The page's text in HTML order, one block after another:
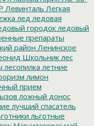
Левинталь Легкая
лед ледовая
городок ледовый
препараты
район Ленинское
Школьник лес
лесопилка летние
лимон
прием
ложный донос
лучший спасатель
льготные